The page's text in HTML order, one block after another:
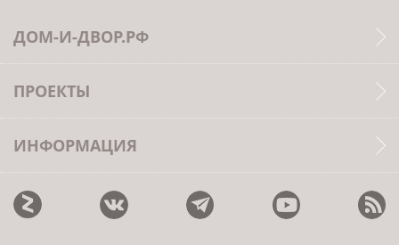
ДОМ-И-ДВОР.РФ
ПРОЕКТЫ
ИНФОРМАЦИЯ